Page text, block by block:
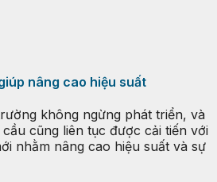
nâng cao hiệu suất
không ngừng phát triển, và
cũng liên tục được cải tiến với
nhằm nâng cao hiệu suất và sự